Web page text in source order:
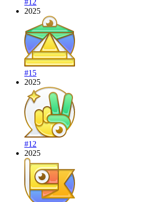
2025
#15
2025
#12
2025